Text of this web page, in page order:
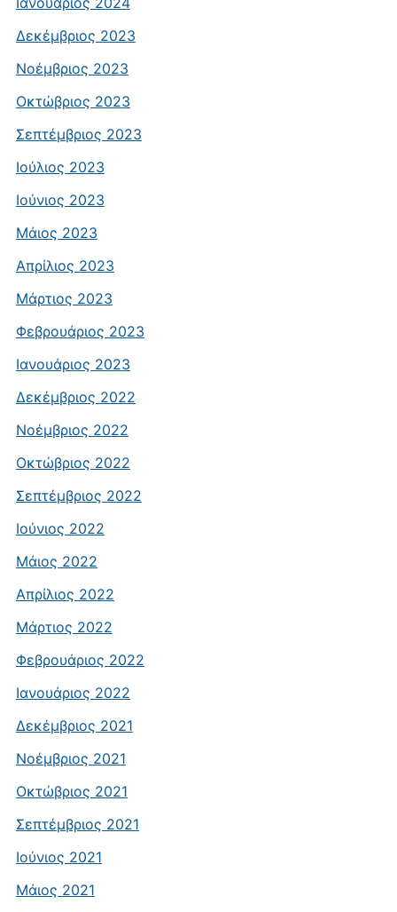
Δεκέμβριος 2023
Νοέμβριος 2023
Οκτώβριος 2023
Σεπτέμβριος 2023
Ιούλιος 2023
Ιούνιος 2023
Μάιος 2023
Απρίλιος 2023
Μάρτιος 2023
Φεβρουάριος 2023
Ιανουάριος 2023
Δεκέμβριος 2022
Νοέμβριος 2022
Οκτώβριος 2022
Σεπτέμβριος 2022
Ιούνιος 2022
Μάιος 2022
Απρίλιος 2022
Μάρτιος 2022
Φεβρουάριος 2022
Ιανουάριος 2022
Δεκέμβριος 2021
Νοέμβριος 2021
Οκτώβριος 2021
Σεπτέμβριος 2021
Ιούνιος 2021
Μάιος 2021